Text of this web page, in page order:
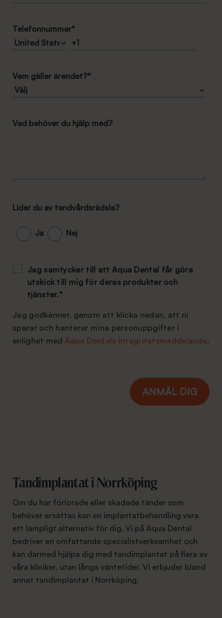
Telefonnummer*
Vem gäller ärendet?*
Vad behöver du hjälp med?
Lider du av tandvårdsrädsla?
Ja Nej
Jag samtycker till att Aqua Dental får göra
utskick till mig för deras produkter och
tjänster.*
Jag godkänner, genom att klicka nedan, att ni
sparar och hanterar mina personuppgifter i
enlighet med Aqua Dentals integritetsmeddelande.
Tandimplantat i Norrköping
Om du har förlorade eller skadade tänder som
behöver ersättas kan en implantatbehandling vara
ett lämpligt alternativ för dig. Vi på Aqua Dental
bedriver en omfattande specialistverksamhet och
kan därmed hjälpa dig med tandimplantat på flera av
våra kliniker, utan långa väntetider. Vi erbjuder bland
annat tandimplantat i Norrköping.